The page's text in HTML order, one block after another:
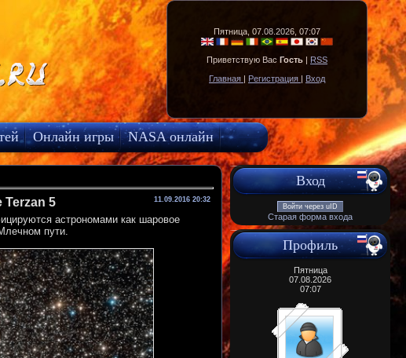
Пятница, 07.08.2026, 07:07
Приветствую Вас Гость | RSS
Главная | Регистрация | Вход
Онлайн игры
NASA онлайн
11.09.2016 20:32
5
астрономами как шаровое
пути.
Вход
Войти через uID
Старая форма входа
Профиль
Пятница
07.08.2026
07:07